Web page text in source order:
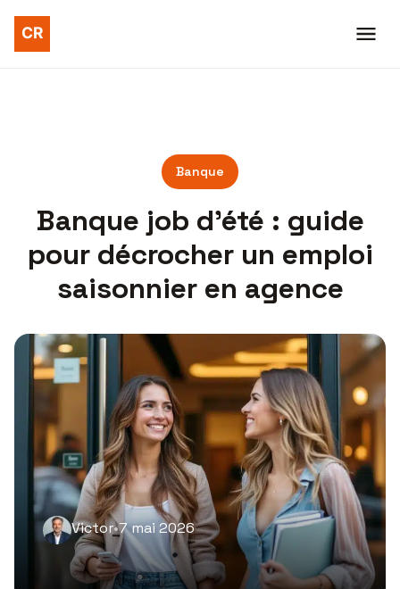
Banque
Banque job d’été : guide
pour décrocher un emploi
saisonnier en agence
Victor•7 mai 2026